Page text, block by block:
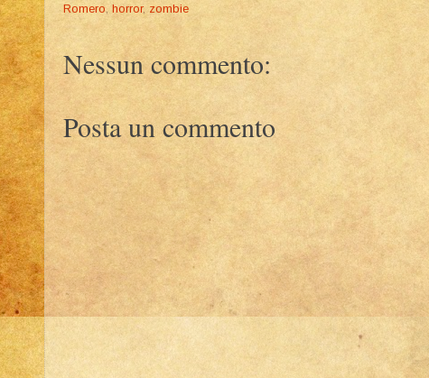
Romero, horror, zombie
Nessun commento:
Posta un commento